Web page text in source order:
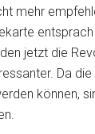
mehr
jetzt die
Da
können,